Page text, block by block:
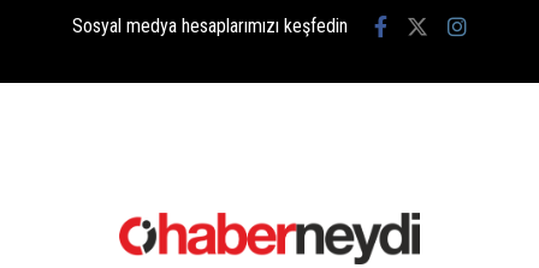
Sosyal medya hesaplarımızı keşfedin